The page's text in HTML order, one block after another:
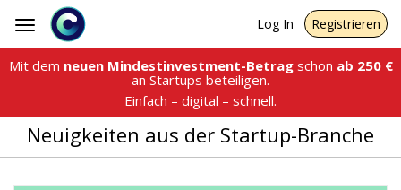
Toggle
navigation
Log In Registrieren
Mit dem neuen Mindestinvestment-Betragschon ab 250€
an Startups beteiligen.
Einfach – digital – schnell.
Neuigkeiten aus der Startup-Branche